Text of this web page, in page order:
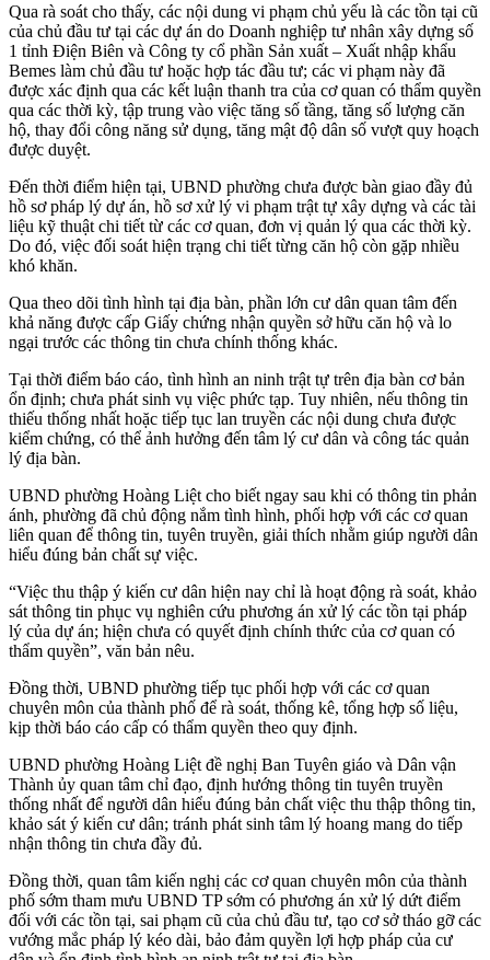
Qua rà soát cho thấy, các nội dung vi phạm chủ yếu là các tồn tại cũ
của chủ đầu tư tại các dự án do Doanh nghiệp tư nhân xây dựng số
1 tỉnh Điện Biên và Công ty cổ phần Sản xuất – Xuất nhập khẩu
Bemes làm chủ đầu tư hoặc hợp tác đầu tư; các vi phạm này đã
được xác định qua các kết luận thanh tra của cơ quan có thẩm quyền
qua các thời kỳ, tập trung vào việc tăng số tầng, tăng số lượng căn
hộ, thay đổi công năng sử dụng, tăng mật độ dân số vượt quy hoạch
được duyệt.
Đến thời điểm hiện tại, UBND phường chưa được bàn giao đầy đủ
hồ sơ pháp lý dự án, hồ sơ xử lý vi phạm trật tự xây dựng và các tài
liệu kỹ thuật chi tiết từ các cơ quan, đơn vị quản lý qua các thời kỳ.
Do đó, việc đối soát hiện trạng chi tiết từng căn hộ còn gặp nhiều
khó khăn.
Qua theo dõi tình hình tại địa bàn, phần lớn cư dân quan tâm đến
khả năng được cấp Giấy chứng nhận quyền sở hữu căn hộ và lo
ngại trước các thông tin chưa chính thống khác.
Tại thời điểm báo cáo, tình hình an ninh trật tự trên địa bàn cơ bản
ổn định; chưa phát sinh vụ việc phức tạp. Tuy nhiên, nếu thông tin
thiếu thống nhất hoặc tiếp tục lan truyền các nội dung chưa được
kiểm chứng, có thể ảnh hưởng đến tâm lý cư dân và công tác quản
lý địa bàn.
UBND phường Hoàng Liệt cho biết ngay sau khi có thông tin phản
ánh, phường đã chủ động nắm tình hình, phối hợp với các cơ quan
liên quan để thông tin, tuyên truyền, giải thích nhằm giúp người dân
hiểu đúng bản chất sự việc.
“Việc thu thập ý kiến cư dân hiện nay chỉ là hoạt động rà soát, khảo
sát thông tin phục vụ nghiên cứu phương án xử lý các tồn tại pháp
lý của dự án; hiện chưa có quyết định chính thức của cơ quan có
thẩm quyền”, văn bản nêu.
Đồng thời, UBND phường tiếp tục phối hợp với các cơ quan
chuyên môn của thành phố để rà soát, thống kê, tổng hợp số liệu,
kịp thời báo cáo cấp có thẩm quyền theo quy định.
UBND phường Hoàng Liệt đề nghị Ban Tuyên giáo và Dân vận
Thành ủy quan tâm chỉ đạo, định hướng thông tin tuyên truyền
thống nhất để người dân hiểu đúng bản chất việc thu thập thông tin,
khảo sát ý kiến cư dân; tránh phát sinh tâm lý hoang mang do tiếp
nhận thông tin chưa đầy đủ.
Đồng thời, quan tâm kiến nghị các cơ quan chuyên môn của thành
phố sớm tham mưu UBND TP sớm có phương án xử lý dứt điểm
đối với các tồn tại, sai phạm cũ của chủ đầu tư, tạo cơ sở tháo gỡ các
vướng mắc pháp lý kéo dài, bảo đảm quyền lợi hợp pháp của cư